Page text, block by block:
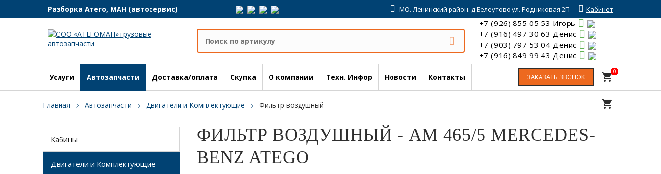
Разборка Атего, МАН (автосервис) МО. Ленинский район. д Белеутово ул. Родниковая 2П Кабинет
+7 (926) 855 05 53 Игорь
+7 (916) 497 30 63 Денис
+7 (903) 797 53 04 Денис
+7 (916) 849 99 43 Денис
ЗАКАЗАТЬ ЗВОНОК
Услуги Автозапчасти Доставка/оплата Скупка О компании Техн. Инфор Новости Контакты shopping_cart0
shopping_cart
0
Главная Автозапчасти Двигатели и Комплектующие Фильтр воздушный
ФИЛЬТР ВОЗДУШНЫЙ - AM 465/5 MERCEDES-
BENZ ATEGO
Кабины
Двигатели и Комплектующие